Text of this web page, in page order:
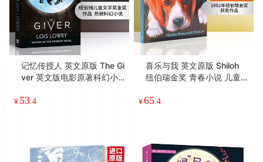
记忆传授人 英文原版 The Gi
ver 英文版电影原著科幻小
wry 洛伊丝劳里 进口纽约时
¥ 53.4
喜乐与我 英文原版 Shiloh
纽伯瑞金奖 青春小说 儿童文
外阅读英语书籍
¥65.4